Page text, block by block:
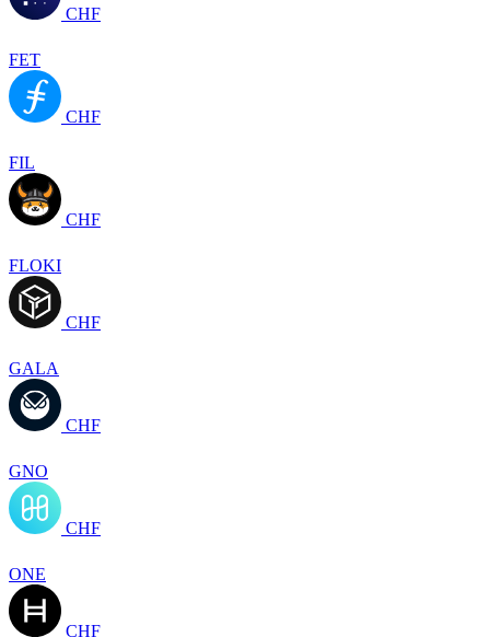
CHF
FET
CHF
FIL
CHF
FLOKI
CHF
GALA
CHF
GNO
CHF
ONE
CHF